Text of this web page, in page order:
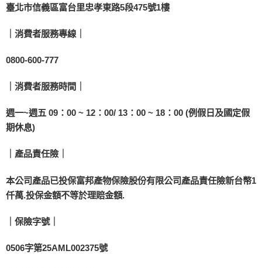
臺北市信義區富台里忠孝東路5段475號1樓
｜消費者服務專線｜
0800-600-777
｜消費者服務時間｜
週一~週五 09：00 ~ 12：00/ 13：00 ~ 18：00 (例假日及國定假
期休息)
｜產品責任險｜
本公司產品已投保富邦產物保險股份有限公司產品責任險新台幣1
仟萬.投保金額不等於理賠金額.
｜保險字號｜
0506字第25AML002375號